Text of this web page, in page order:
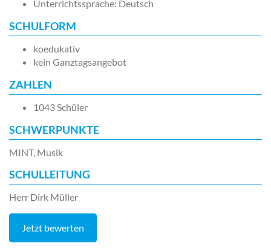
Unterrichtssprache: Deutsch
SCHULFORM
koedukativ
kein Ganztagsangebot
ZAHLEN
1043 Schüler
SCHWERPUNKTE
MINT, Musik
SCHULLEITUNG
Herr Dirk Müller
Jetzt bewerten